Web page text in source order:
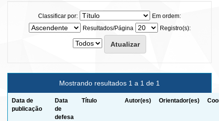
Classificar por:
Em ordem:
Resultados/Página
Registro(s):
Mostrando resultados 1 a 1 de 1
Data de
publicação
Data
de
defesa
Título Autor(es) Orientador(es)